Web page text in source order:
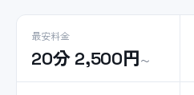
最安料金
20分 2,500円〜